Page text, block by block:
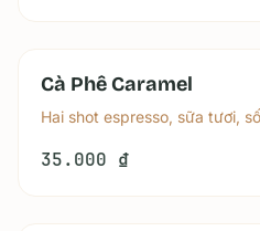
Cà Phê Caramel
Hai shot espresso, sữa tươi,
35.000 ₫